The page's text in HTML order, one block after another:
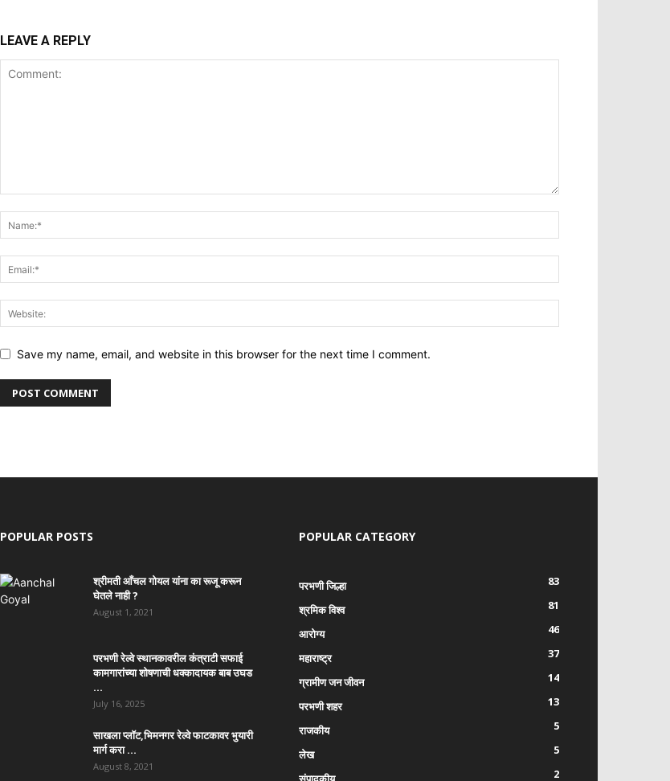
LEAVE A REPLY
Save my name, email, and website in this browser for the next time I comment.
POPULAR POSTS
श्रीमती आँचल गोयल यांना का रूजू करून
घेतले नाही ?
August 1, 2021
परभणी रेल्वे स्थानकावरील कंत्राटी सफाई
कामगारांच्या शोषणाची धक्कादायक बाब उघड
…
July 16, 2025
साखला प्लॉट,भिमनगर रेल्वे फाटकावर भुयारी
मार्ग करा …
August 8, 2021
POPULAR CATEGORY
परभणी जिल्हा
83
श्रमिक विश्व
81
आरोग्य
46
महाराष्ट्र
37
ग्रामीण जन जीवन
14
परभणी शहर
13
राजकीय
5
लेख
5
2